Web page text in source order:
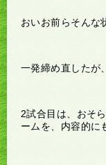
おいお前らそんな
一発締め直したが、
2試合目は、おそ
ームを、内容的に